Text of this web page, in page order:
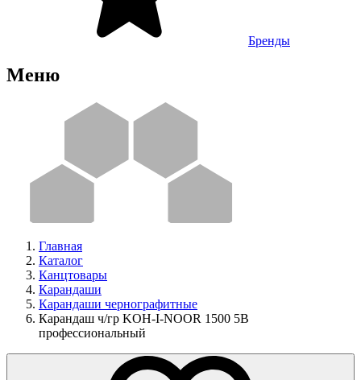
Бренды
Меню
Главная
Каталог
Канцтовары
Карандаши
Карандаши чернографитные
Карандаш ч/гр KOH-I-NOOR 1500 5B
профессиональный